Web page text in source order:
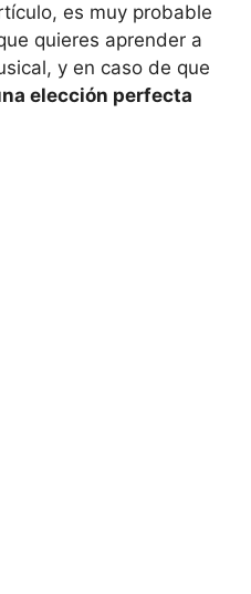
es muy probable
quieres aprender a
y en caso de que
elección perfecta